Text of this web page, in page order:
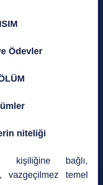
Ödevler
niteliği
kişiliğine bağlı,
vazgeçilmez temel